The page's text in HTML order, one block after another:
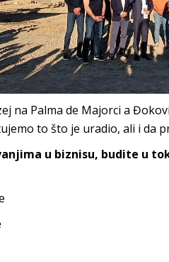
na Palma de Majorci a
to što je uradio, ali i da
u biznisu, budite u